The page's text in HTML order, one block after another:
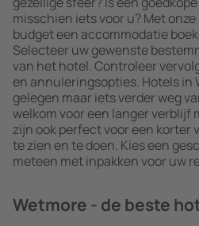
misschien iets voor u? Met
budget een accommodatie
Selecteer uw gewenste
van het hotel. Controleer
en annuleringsopties. Hotels in
gelegen maar iets verder weg
welkom voor een langer verblijf
zijn ook perfect voor een korter
te zien en te doen. Kies een
meteen met inpakken voor uw
Wetmore - de beste